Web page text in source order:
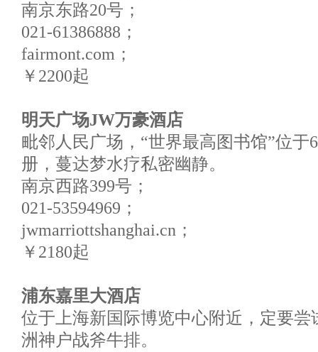
南京东路20号；
021-61386888；
fairmont.com；
￥2200起
明天广场JW万豪酒店
毗邻人民广场，“世界最高图书馆”位于
册，蔓达梦水疗私密幽静。
南京西路399号；
021-53594969；
jwmarriottshanghai.cn；
￥2180起
浦东嘉里大酒店
位于上海新国际博览中心附近，定要尝
洲神户战斧牛排。